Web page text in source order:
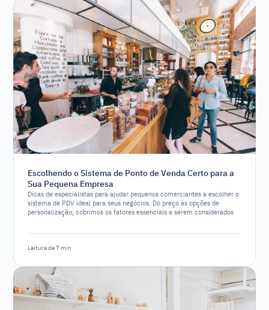
Escolhendo o Sistema de Ponto de Venda Certo para a
Sua Pequena Empresa
Dicas de especialistas para ajudar pequenos comerciantes a escolher o
sistema de PDV ideal para seus negócios. Do preço às opções de
personalização, cobrimos os fatores essenciais a serem considerados
Leitura de 7 min